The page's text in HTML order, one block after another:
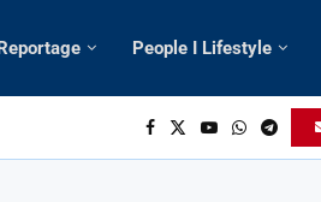
People I Lifestyle